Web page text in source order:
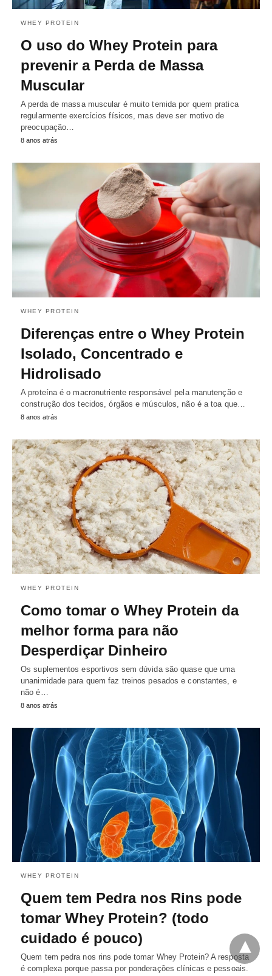
WHEY PROTEIN
O uso do Whey Protein para
prevenir a Perda de Massa
Muscular
A perda de massa muscular é muito temida por quem pratica
regularmente exercícios físicos, mas deve ser motivo de
preocupação…
8 anos atrás
WHEY PROTEIN
Diferenças entre o Whey Protein
Isolado, Concentrado e
Hidrolisado
A proteína é o macronutriente responsável pela manutenção e
construção dos tecidos, órgãos e músculos, não é a toa que…
8 anos atrás
WHEY PROTEIN
Como tomar o Whey Protein da
melhor forma para não
Desperdiçar Dinheiro
Os suplementos esportivos sem dúvida são quase que uma
unanimidade para quem faz treinos pesados e constantes, e
não é…
8 anos atrás
WHEY PROTEIN
Quem tem Pedra nos Rins pode
tomar Whey Protein? (todo
cuidado é pouco)
Quem tem pedra nos rins pode tomar Whey Protein? A resposta
é complexa porque passa por ponderações clínicas e pessoais.